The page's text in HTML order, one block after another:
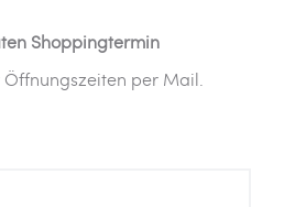
Shoppingtermin
per Mail.